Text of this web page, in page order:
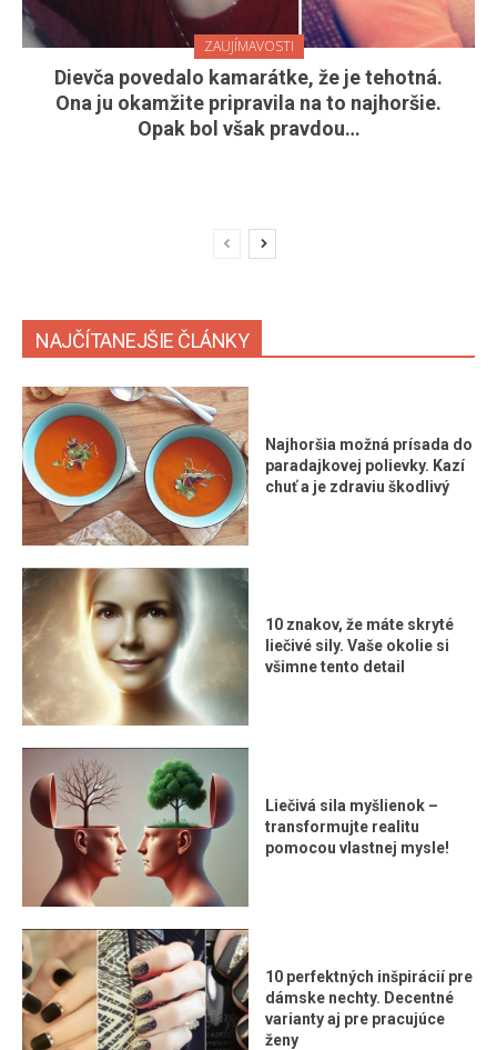
ZAUJÍMAVOSTI
Dievča povedalo kamarátke, že je tehotná.
Ona ju okamžite pripravila na to najhoršie.
Opak bol však pravdou…
NAJČÍTANEJŠIE ČLÁNKY
Najhoršia možná prísada do
paradajkovej polievky. Kazí
chuť a je zdraviu škodlivý
10 znakov, že máte skryté
liečivé sily. Vaše okolie si
všimne tento detail
Liečivá sila myšlienok –
transformujte realitu
pomocou vlastnej mysle!
10 perfektných inšpirácií pre
dámske nechty. Decentné
varianty aj pre pracujúce
ženy